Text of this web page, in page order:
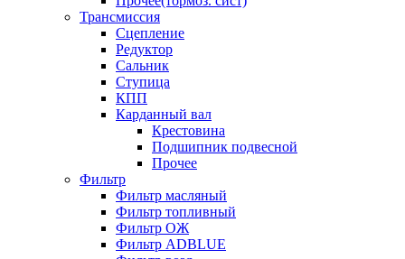
Трансмиссия
Сцепление
Редуктор
Сальник
Ступица
КПП
Карданный вал
Крестовина
Подшипник подвесной
Прочее
Фильтр
Фильтр масляный
Фильтр топливный
Фильтр ОЖ
Фильтр ADBLUE